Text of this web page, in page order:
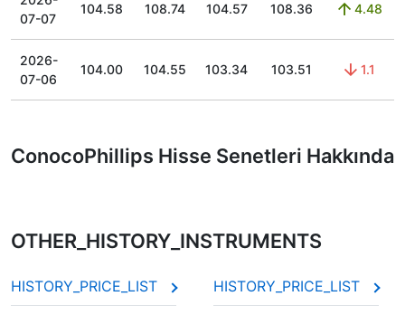
07-07
104.58 108.74 104.57 108.36 4.48
2026-
07-06
104.00 104.55 103.34 103.51 1.1
ConocoPhillips Hisse Senetleri Hakkında
OTHER_HISTORY_INSTRUMENTS
HISTORY_PRICE_LIST HISTORY_PRICE_LIST